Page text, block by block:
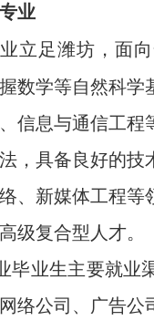
业
立足潍坊，面
数学等自然科学
信息与通信工程
，具备良好的技
、新媒体工程等
级复合型人才。
毕业生主要就业
络公司、广告公